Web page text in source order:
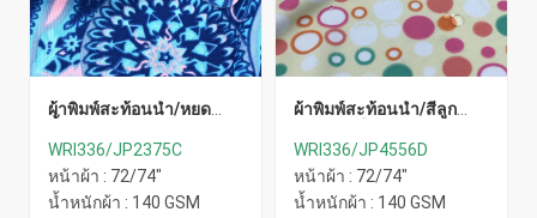
ผ้าพิมพ์สะท้อนน้ำ/หยด
WRI336/JP2375C
หน้าผ้า : 72/74"
น้ำหนักผ้า : 140 GSM
ผ้าพิมพ์สะท้อนน้ำ/สีลูก
WRI336/JP4556D
หน้าผ้า : 72/74"
น้ำหนักผ้า : 140 GSM